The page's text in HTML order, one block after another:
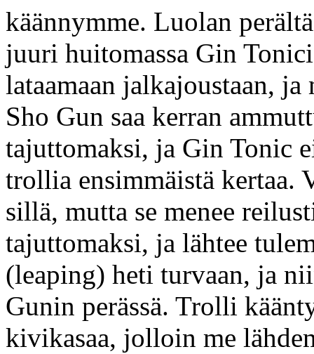
käännymme. Luolan
juuri huitomassa Gin
lataamaan jalkajoustaan,
Sho Gun saa kerran
tajuttomaksi, ja Gin Tonic
trollia ensimmäistä kertaa.
sillä, mutta se menee
tajuttomaksi, ja lähtee
(leaping) heti turvaan, ja
Gunin perässä. Trolli
kivikasaa, jolloin me